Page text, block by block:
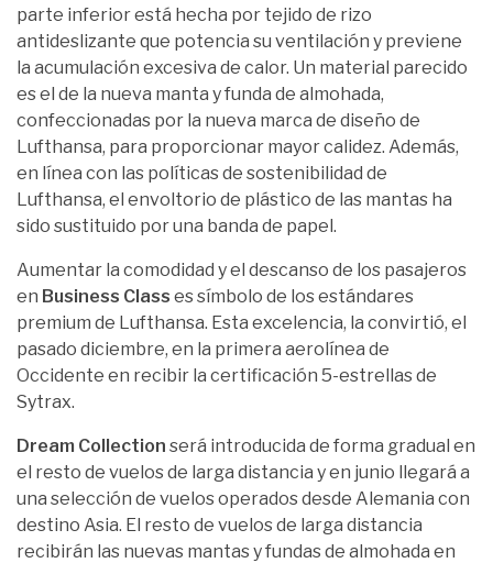
parte inferior está hecha por tejido de rizo
antideslizante que potencia su ventilación y previene
la acumulación excesiva de calor. Un material parecido
es el de la nueva manta y funda de almohada,
confeccionadas por la nueva marca de diseño de
Lufthansa, para proporcionar mayor calidez. Además,
en línea con las políticas de sostenibilidad de
Lufthansa, el envoltorio de plástico de las mantas ha
sido sustituido por una banda de papel.
Aumentar la comodidad y el descanso de los pasajeros
en Business Class es símbolo de los estándares
premium de Lufthansa. Esta excelencia, la convirtió, el
pasado diciembre, en la primera aerolínea de
Occidente en recibir la certificación 5-estrellas de
Sytrax.
Dream Collection será introducida de forma gradual en
el resto de vuelos de larga distancia y en junio llegará a
una selección de vuelos operados desde Alemania con
destino Asia. El resto de vuelos de larga distancia
recibirán las nuevas mantas y fundas de almohada en